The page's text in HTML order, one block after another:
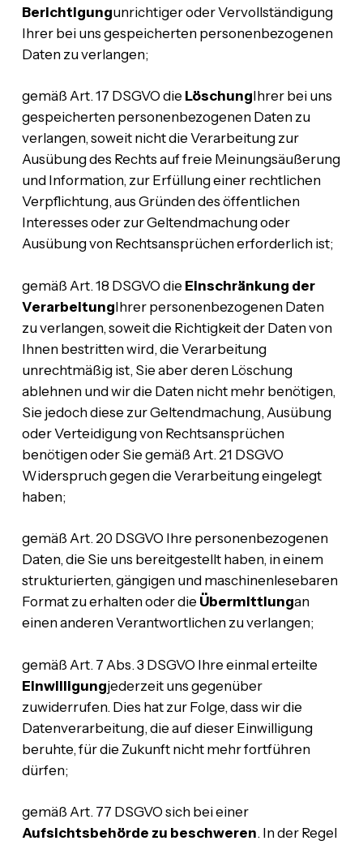
Berichtigungunrichtiger oder Vervollständigung
Ihrer bei uns gespeicherten personenbezogenen
Daten zu verlangen;
gemäß Art. 17 DSGVO die LöschungIhrer bei uns
gespeicherten personenbezogenen Daten zu
verlangen, soweit nicht die Verarbeitung zur
Ausübung des Rechts auf freie Meinungsäußerung
und Information, zur Erfüllung einer rechtlichen
Verpflichtung, aus Gründen des öffentlichen
Interesses oder zur Geltendmachung oder
Ausübung von Rechtsansprüchen erforderlich ist;
gemäß Art. 18 DSGVO die Einschränkung der
VerarbeitungIhrer personenbezogenen Daten
zu verlangen, soweit die Richtigkeit der Daten von
Ihnen bestritten wird, die Verarbeitung
unrechtmäßig ist, Sie aber deren Löschung
ablehnen und wir die Daten nicht mehr benötigen,
Sie jedoch diese zur Geltendmachung, Ausübung
oder Verteidigung von Rechtsansprüchen
benötigen oder Sie gemäß Art. 21 DSGVO
Widerspruch gegen die Verarbeitung eingelegt
haben;
gemäß Art. 20 DSGVO Ihre personenbezogenen
Daten, die Sie uns bereitgestellt haben, in einem
strukturierten, gängigen und maschinenlesebaren
Format zu erhalten oder die Übermittlungan
einen anderen Verantwortlichen zu verlangen;
gemäß Art. 7 Abs. 3 DSGVO Ihre einmal erteilte
Einwilligungjederzeit uns gegenüber
zuwiderrufen. Dies hat zur Folge, dass wir die
Datenverarbeitung, die auf dieser Einwilligung
beruhte, für die Zukunft nicht mehr fortführen
dürfen;
gemäß Art. 77 DSGVO sich bei einer
Aufsichtsbehörde zu beschweren. In der Regel